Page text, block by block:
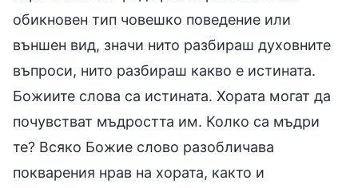
обикновен тип човешко поведение или
външен вид, значи нито разбираш духовните
въпроси, нито разбираш какво е истината.
Божиите слова са истината. Хората могат да
почувстват мъдростта им. Колко са мъдри
те? Всяко Божие слово разобличава
покварения нрав на хората, както и